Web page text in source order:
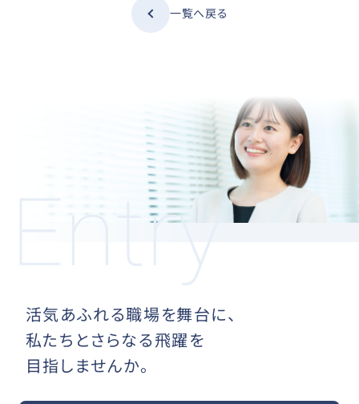
一覧へ戻る
活気あふれる職場を舞台に、
私たちとさらなる飛躍を
目指しませんか。